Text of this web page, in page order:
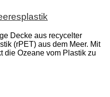
Decke aus recycelter
(rPET) aus dem Meer. Mit
die Ozeane vom Plastik zu